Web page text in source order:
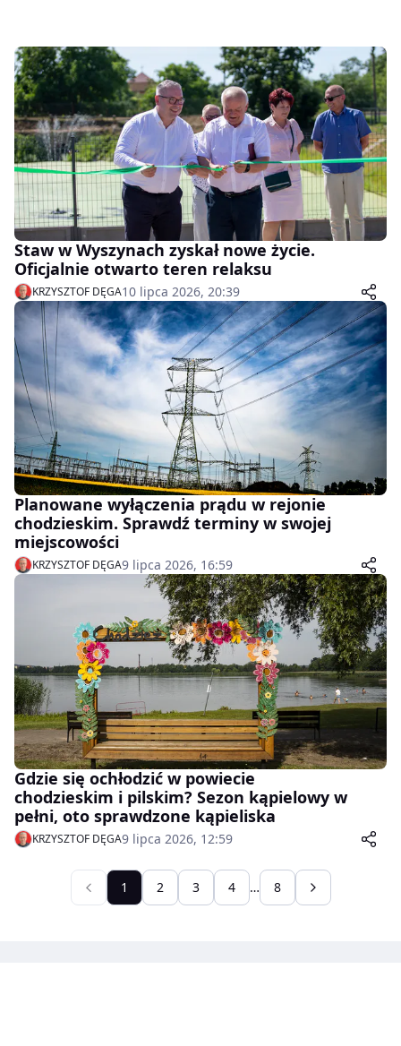
Staw w Wyszynach zyskał nowe życie.
Oficjalnie otwarto teren relaksu
KRZYSZTOF DĘGA10 lipca 2026, 20:39
Planowane wyłączenia prądu w rejonie
chodzieskim. Sprawdź terminy w swojej
miejscowości
KRZYSZTOF DĘGA9 lipca 2026, 16:59
Gdzie się ochłodzić w powiecie
chodzieskim i pilskim? Sezon kąpielowy w
pełni, oto sprawdzone kąpieliska
KRZYSZTOF DĘGA9 lipca 2026, 12:59
1 2 3 4 … 8